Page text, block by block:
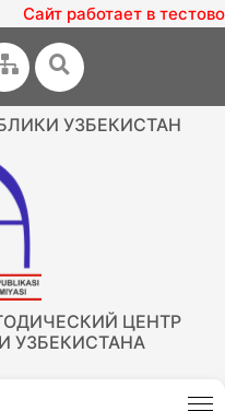
Сайт работает в
УЗБЕКИСТАН
ЦЕНТР
УЗБЕКИСТАНА